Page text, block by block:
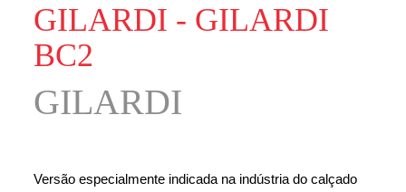
GILARDI - GILARDI
BC2
GILARDI
Versão especialmente indicada na indústria do calçado